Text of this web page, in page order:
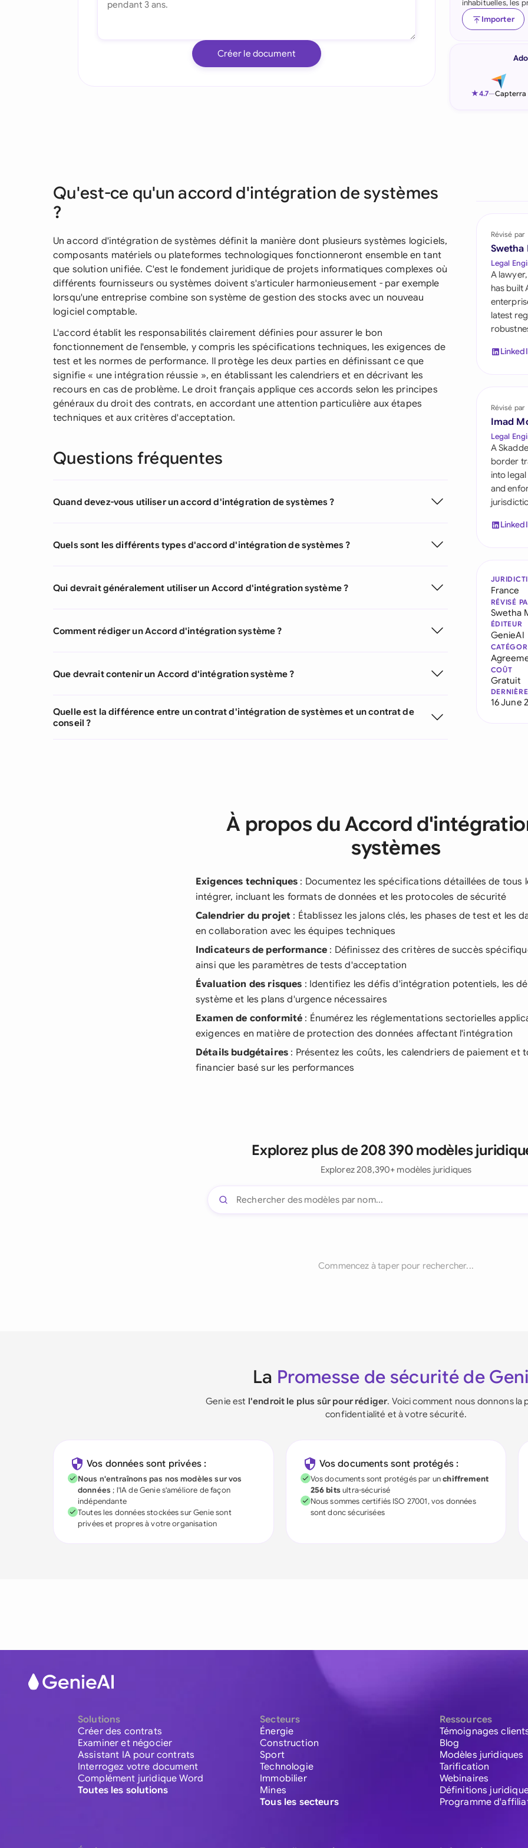
Indonesia
Malaysia
Saudi Arabia
South Africa
United Kingdom
United States
Créer le document
inhabituelles, les
Importer
★4.7—Capterra
Qu'est-ce qu'un accord d'intégration de systèmes
?
Un accord d'intégration de systèmes définit la manière dont plusieurs systèmes logiciels,
composants matériels ou plateformes technologiques fonctionneront ensemble en tant
que solution unifiée. C'est le fondement juridique de projets informatiques complexes où
différents fournisseurs ou systèmes doivent s'articuler harmonieusement - par exemple
lorsqu'une entreprise combine son système de gestion des stocks avec un nouveau
logiciel comptable.
L'accord établit les responsabilités clairement définies pour assurer le bon
fonctionnement de l'ensemble, y compris les spécifications techniques, les exigences de
test et les normes de performance. Il protège les deux parties en définissant ce que
signifie « une intégration réussie », en établissant les calendriers et en décrivant les
recours en cas de problème. Le droit français applique ces accords selon les principes
généraux du droit des contrats, en accordant une attention particulière aux étapes
techniques et aux critères d'acceptation.
Questions fréquentes
Quand devez-vous utiliser un accord d'intégration de systèmes ?
Quels sont les différents types d'accord d'intégration de systèmes ?
Qui devrait généralement utiliser un Accord d'intégration système ?
Comment rédiger un Accord d'intégration système ?
Que devrait contenir un Accord d'intégration système ?
Quelle est la différence entre un contrat d'intégration de systèmes et un contrat de
conseil ?
Révisé par
Swetha
Legal
A
has built
latest
Révisé par
Imad
Legal
A
border
into
and
France
RÉVISÉ
Swetha
ÉDITEUR
GenieAI
COÛT
Gratuit
16 June
À propos du Accord
systèmes
Exigences techniques : Documentez les spécifications détaillées de tous
intégrer, incluant les formats de données et les protocoles de sécurité
Calendrier du projet : Établissez les jalons clés, les phases de test et les
en collaboration avec les équipes techniques
Indicateurs de performance : Définissez des critères de succès
ainsi que les paramètres de tests d'acceptation
Évaluation des risques : Identifiez les défis d'intégration potentiels, les
système et les plans d'urgence nécessaires
Examen de conformité : Énumérez les réglementations sectorielles
exigences en matière de protection des données affectant l'intégration
Détails budgétaires : Présentez les coûts, les calendriers de paiement et
financier basé sur les performances
Explorez plus de 208 390 modèles
Explorez 208,390+ modèles juridiques
Commencez à taper pour rechercher...
La Promesse de sécurité de
Genie est l'endroit le plus sûr pour rédiger. Voici comment nous donnons la
confidentialité et à votre sécurité.
Vos données sont privées :
Nous n'entraînons pas nos modèles sur vos
données ; l'IA de Genie s'améliore de façon
indépendante
Toutes les données stockées sur Genie sont
privées et propres à votre organisation
Vos documents sont protégés :
Vos documents sont protégés par unchiffrement
256 bitsultra-sécurisé
Nous sommes certifiés ISO 27001, vos données
sont donc sécurisées
Solutions
Créer des contrats
Examiner et négocier
Assistant IA pour contrats
Interrogez votre document
Complément juridique Word
Toutes les solutions
Secteurs
Énergie
Construction
Sport
Technologie
Immobilier
Mines
Tous les secteurs
Ressources
Témoignages
Blog
Modèles juridiques
Tarification
Webinaires
Définitions
Programme